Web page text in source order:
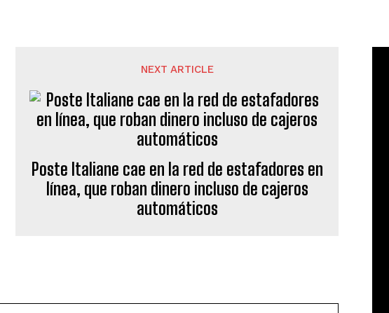
NEXT ARTICLE
Poste Italiane cae en la red de estafadores en
línea, que roban dinero incluso de cajeros
automáticos